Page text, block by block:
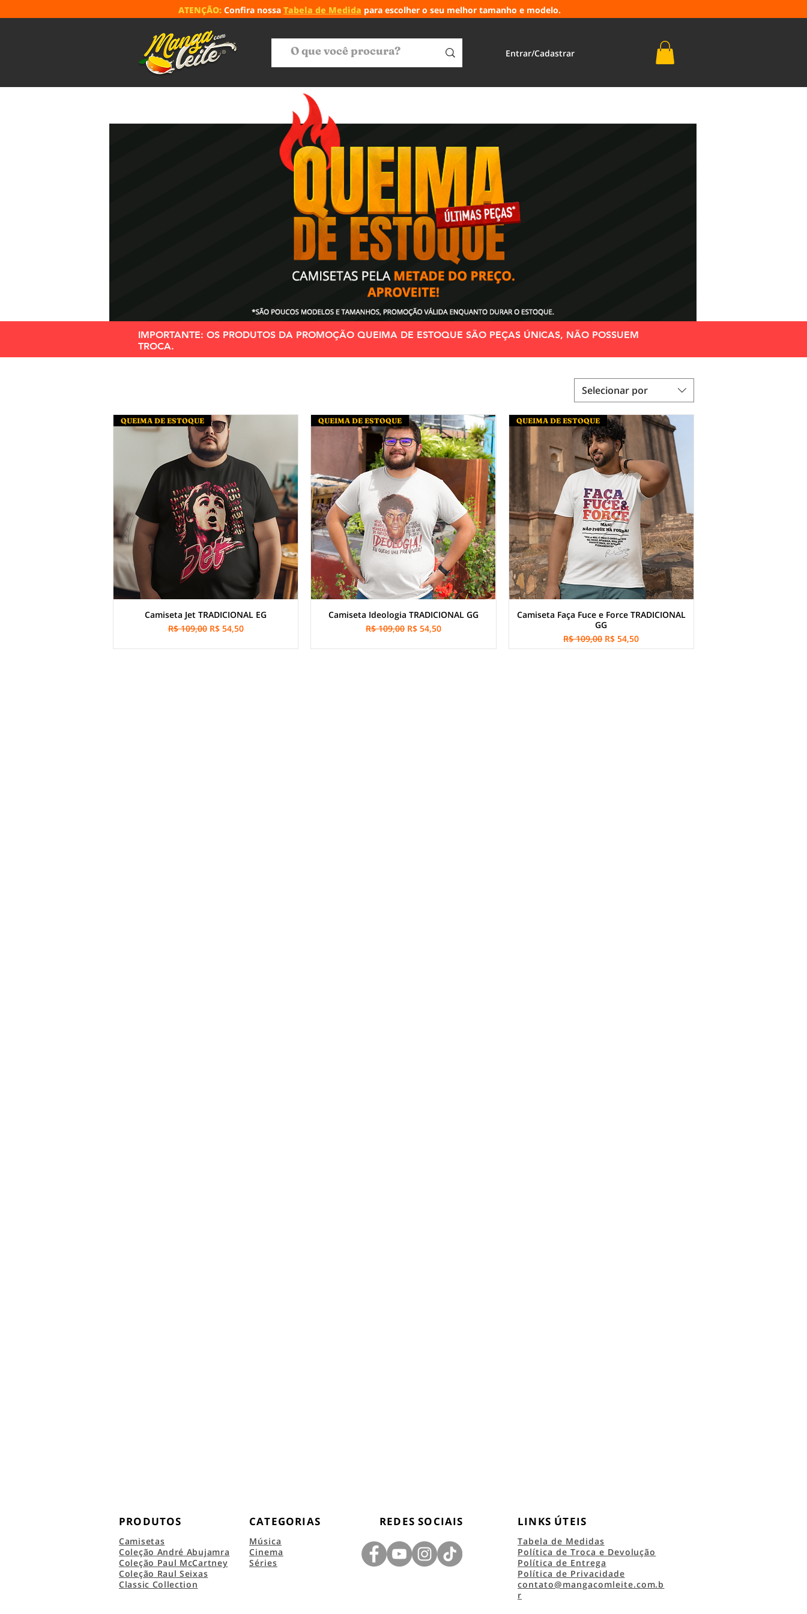
ATENÇÃO: Confira nossa Tabela de Medida para escolher o seu melhor tamanho e modelo.
Entrar/Cadastrar
IMPORTANTE: OS PRODUTOS DA PROMOÇÃO QUEIMA DE ESTOQUE SÃO PEÇAS ÚNICAS, NÃO POSSUEM
TROCA.
Selecionar por
QUEIMA DE ESTOQUE
Camiseta Jet TRADICIONAL EG
Preço normal
R$ 109,00 Preço promocional
R$ 54,50
QUEIMA DE ESTOQUE
Camiseta Ideologia TRADICIONAL GG
Preço normal
R$ 109,00 Preço promocional
R$ 54,50
QUEIMA DE ESTOQUE
Camiseta Faça Fuce e Force TRADICIONAL
GG
Preço normal
R$ 109,00 Preço promocional
R$ 54,50
PRODUTOS
Camisetas
Coleção André Abujamra
Coleção Paul McCartney
Coleção Raul Seixas
Classic Collection
CATEGORIAS
Música
Cinema
Séries
REDES SOCIAIS LINKS ÚTEIS
Tabela de Medidas
Política de Troca e Devolução
Política de Entrega
Política de Privacidade
contato@mangacomleite.com.b
r